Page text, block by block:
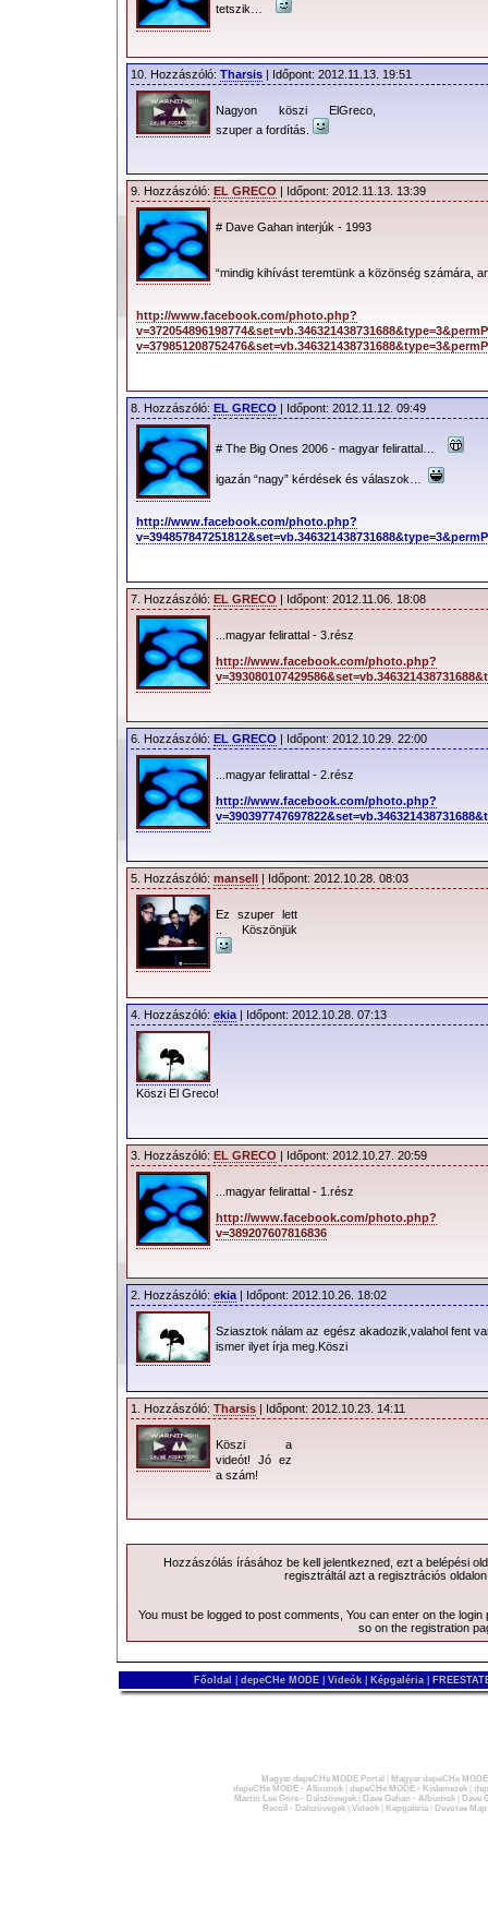
tetszik…
10. Hozzászóló: Tharsis | Időpont: 2012.11.13. 19:51
Nagyon köszi ElGreco,
szuper a fordítás.
9. Hozzászóló: EL GRECO | Időpont: 2012.11.13. 13:39
# Dave Gahan interjúk - 1993
“mindig kihívást teremtünk a közönség számára,
http://www.facebook.com/photo.php?
8. Hozzászóló: EL GRECO | Időpont: 2012.11.12. 09:49
# The Big Ones 2006 - magyar felirattal…
igazán “nagy” kérdések és válaszok…
http://www.facebook.com/photo.php?
7. Hozzászóló: EL GRECO | Időpont: 2012.11.06. 18:08
...magyar felirattal - 3.rész
http://www.facebook.com/photo.php?
6. Hozzászóló: EL GRECO | Időpont: 2012.10.29. 22:00
...magyar felirattal - 2.rész
http://www.facebook.com/photo.php?
5. Hozzászóló: mansell | Időpont: 2012.10.28. 08:03
Ez szuper lett
.. Köszönjük
4. Hozzászóló: ekia | Időpont: 2012.10.28. 07:13
Köszi El Greco!
3. Hozzászóló: EL GRECO | Időpont: 2012.10.27. 20:59
...magyar felirattal - 1.rész
http://www.facebook.com/photo.php?
v=389207607816836
2. Hozzászóló: ekia | Időpont: 2012.10.26. 18:02
Sziasztok nálam az egész akadozik,valahol fent
ismer ilyet írja meg.Köszi
1. Hozzászóló: Tharsis | Időpont: 2012.10.23. 14:11
Köszi a
videót! Jó ez
a szám!
Hozzászólás írásához be kell jelentkezned, ezt a belépési
regisztráltál azt a regisztrációs
You must be logged to post comments, You can enter on the login
so on the registration
Főoldal depeCHe MODE Videók Képgaléria
Magyar depeCHe MODE Portál
Magyar depeCHe
depeCHe MODE - Albumok| depeCHe MODE - Kislemezek|
Martin Lee Gore - Dalszövegek| Dave Gahan - Albumok|
Dave
Recoil - Dalszövegek| Videók| Képgaléria| Devotee Map